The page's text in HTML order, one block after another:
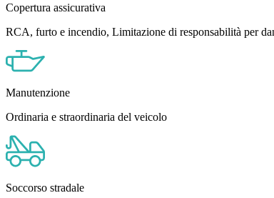
Copertura assicurativa
RCA, furto e incendio, Limitazione di responsabilità per
Manutenzione
Ordinaria e straordinaria del veicolo
Soccorso stradale